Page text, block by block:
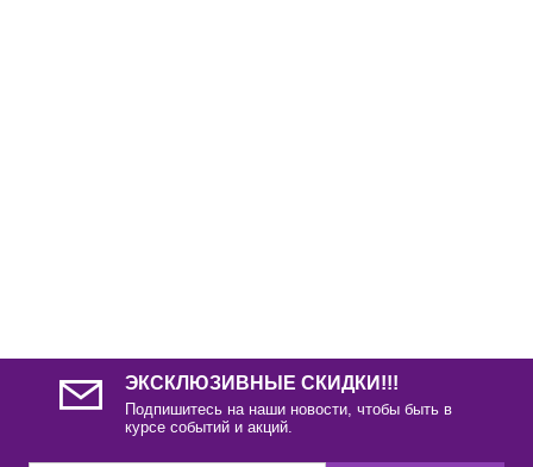
ЭКСКЛЮЗИВНЫЕ СКИДКИ!!!
Подпишитесь на наши новости, чтобы быть в
курсе событий и акций.